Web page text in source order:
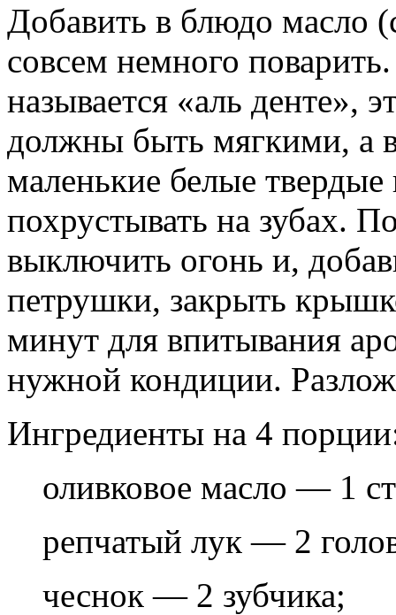
Добавить в блюдо масло
совсем немного
называется «аль денте»,
должны быть мягкими, а
маленькие белые
похрустывать на зубах.
выключить огонь и,
петрушки, закрыть
минут для впитывания
нужной кондиции.
Ингредиенты на 4
оливковое масло — 1
репчатый лук — 2
чеснок — 2 зубчика;